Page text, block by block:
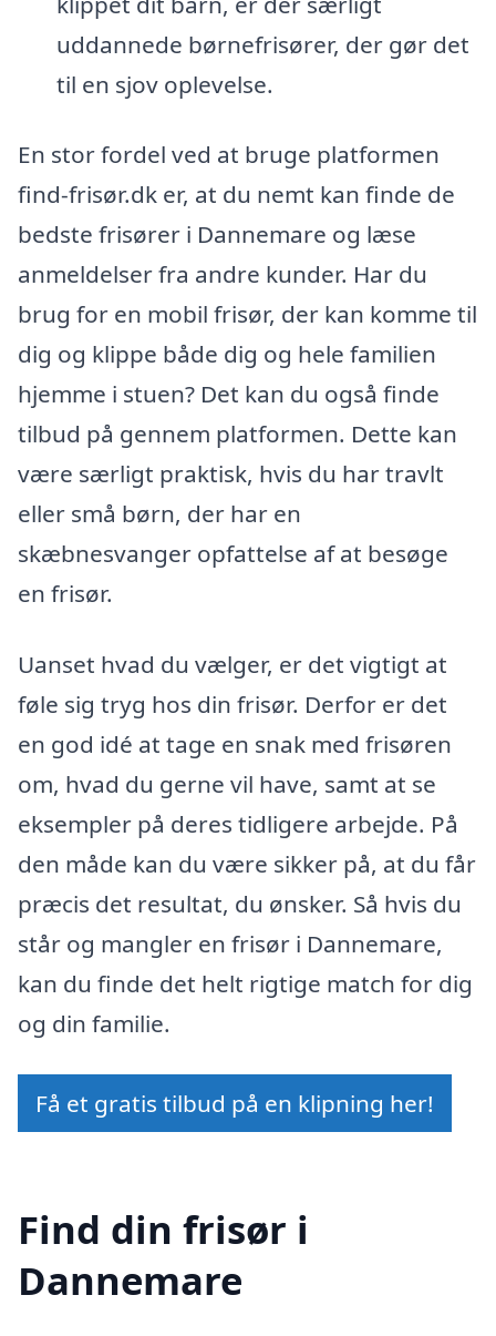
uddannede børnefrisører, der gør det
til en sjov oplevelse.
En stor fordel ved at bruge platformen
find-frisør.dk er, at du nemt kan finde de
bedste frisører i Dannemare og læse
anmeldelser fra andre kunder. Har du
brug for en mobil frisør, der kan komme til
dig og klippe både dig og hele familien
hjemme i stuen? Det kan du også finde
tilbud på gennem platformen. Dette kan
være særligt praktisk, hvis du har travlt
eller små børn, der har en
skæbnesvanger opfattelse af at besøge
en frisør.
Uanset hvad du vælger, er det vigtigt at
føle sig tryg hos din frisør. Derfor er det
en god idé at tage en snak med frisøren
om, hvad du gerne vil have, samt at se
eksempler på deres tidligere arbejde. På
den måde kan du være sikker på, at du får
præcis det resultat, du ønsker. Så hvis du
står og mangler en frisør i Dannemare,
kan du finde det helt rigtige match for dig
og din familie.
Få et gratis tilbud på en klipning her!
Find din frisør i
Dannemare